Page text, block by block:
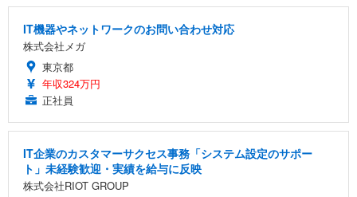
IT機器やネットワークのお問い合わせ対応
株式会社メガ
東京都
年収324万円
正社員
IT企業のカスタマーサクセス事務「システム設定のサポー
ト」未経験歓迎・実績を給与に反映
株式会社RIOT GROUP